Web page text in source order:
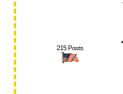
215 Posts